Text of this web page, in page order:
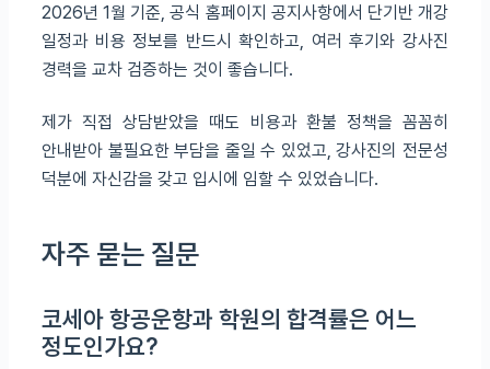
2026년 1월 기준, 공식 홈페이지 공지사항에서 단기반 개강
일정과 비용 정보를 반드시 확인하고, 여러 후기와 강사진
경력을 교차 검증하는 것이 좋습니다.
제가 직접 상담받았을 때도 비용과 환불 정책을 꼼꼼히
안내받아 불필요한 부담을 줄일 수 있었고, 강사진의 전문성
덕분에 자신감을 갖고 입시에 임할 수 있었습니다.
자주 묻는 질문
코세아 항공운항과 학원의 합격률은 어느
정도인가요?